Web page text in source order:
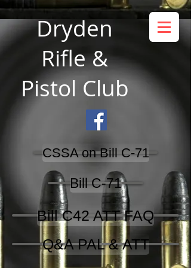
Dryden
Rifle &
Pistol Club
CSSA on Bill C-71
Bill C-71
Bill C42 ATT FAQ
Q&A PAL & ATT